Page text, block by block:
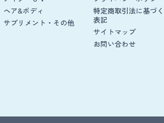
ヘア&ボディ
サプリメント・その他
特定商取引法に基づく
表記
サイトマップ
お問い合わせ